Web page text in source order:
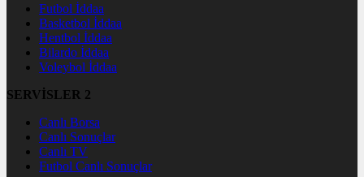
Futbol İddaa
Basketbol İddaa
Hentbol İddaa
Bilardo İddaa
Voleybol İddaa
SERVİSLER 2
Canlı Borsa
Canlı Sonuçlar
Canlı TV
Futbol Canlı Sonuçlar